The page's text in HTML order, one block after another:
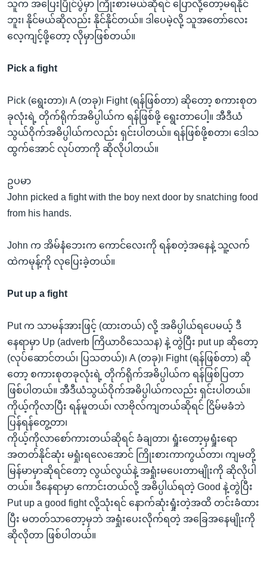
သူက အပြေးပြိုင်ပွဲမှာ ကြိုးစားမယ်ဆိုရင် ပြောလို့တော့မရနိုင်
ဘူး၊ နိုင်မယ်ဆိုလည်း နိုင်နိုင်တယ်။ ဒါပေမဲ့လို့ သူအတော်လေး
လေ့ကျင့်ဖို့တော့ လိုမှာဖြစ်တယ်။
Pick a fight
Pick (ရွေးတာ)၊ A (တခု)၊ Fight (ရန်ဖြစ်တာ) ဆိုတော့ စကားစုတ
ခုလုံးရဲ့ တိုက်ရိုက်အဓိပ္ပါယ်က ရန်ဖြစ်ဖို့ ရွေးတာပေါ့။ အီဒီယံ
သွယ်ဝိုက်အဓိပ္ပါယ်ကလည်း ရှင်းပါတယ်။ ရန်ဖြစ်ဖို့စတာ၊ ဒေါသ
ထွက်အောင် လုပ်တာကို ဆိုလိုပါတယ်။
ဥပမာ
John picked a fight with the boy next door by snatching food
from his hands.
John က အိမ်နံဘေးက ကောင်လေးကို ရန်စတဲ့အနေနဲ့ သူ့လက်
ထဲကမုန့်ကို လုပြေးခဲ့တယ်။
Put up a fight
Put က သာမန်အားဖြင့် (ထားတယ်) လို့ အဓိပ္ပါယ်ရပေမယ့် ဒီ
နေရာမှာ Up (adverb ကြိယာဝိသေသန) နဲ့ တွဲပြီး put up ဆိုတော့
(လုပ်ဆောင်တယ်၊ ပြသတယ်)၊ A (တခု)၊ Fight (ရန်ဖြစ်တာ) ဆို
တော့ စကားစုတခုလုံးရဲ့ တိုက်ရိုက်အဓိပ္ပါယ်က ရန်ဖြစ်ပြတာ
ဖြစ်ပါတယ်။ အီဒီယံသွယ်ဝိုက်အဓိပ္ပါယ်ကလည်း ရှင်းပါတယ်။
ကိုယ့်ကိုလာပြီး ရန်မူတယ်၊ လာဗိုလ်ကျတယ်ဆိုရင် ငြိမ်မခံဘဲ
ပြန်ရန်တွေ့တာ၊
ကိုယ့်ကိုလာစော်ကားတယ်ဆိုရင် ခံချတာ၊ ရှုံးတော့မှရှုံးရော
အတတ်နိုင်ဆုံး မရှုံးရလေအောင် ကြိုးစားကာကွယ်တာ၊ ကျမတို့
မြန်မာမှာဆိုရင်တော့ လွယ်လွယ်နဲ့ အရှုံးမပေးတာမျိုးကို ဆိုလိုပါ
တယ်။ ဒီနေရာမှာ ကောင်းတယ်လို့ အဓိပ္ပါယ်ရတဲ့ Good နဲ့တွဲပြီး
Put up a good fight လို့သုံးရင် နောက်ဆုံးရှုံးတဲ့အထိ တင်းခံထား
ပြီး မတတ်သာတော့မှဘဲ အရှုံးပေးလိုက်ရတဲ့ အခြေအနေမျိုးကို
ဆိုလိုတာ ဖြစ်ပါတယ်။